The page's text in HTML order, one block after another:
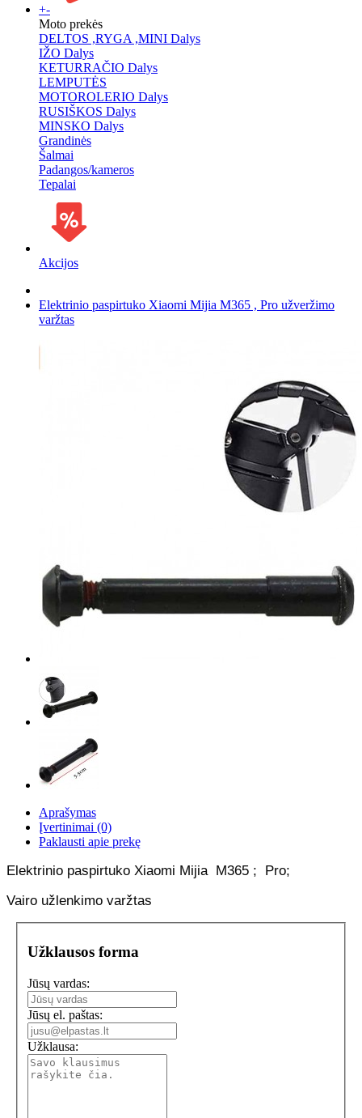
+-
Moto prekės
DELTOS ,RYGA ,MINI Dalys
IŽO Dalys
KETURRAČIO Dalys
LEMPUTĖS
MOTOROLERIO Dalys
RUSIŠKOS Dalys
MINSKO Dalys
Grandinės
Šalmai
Padangos/kameros
Tepalai
Akcijos
Elektrinio paspirtuko Xiaomi Mijia M365 , Pro užveržimo
varžtas
Aprašymas
Įvertinimai (0)
Paklausti apie prekę
Elektrinio paspirtuko Xiaomi Mijia M365 ; Pro;
Vairo užlenkimo varžtas
Užklausos forma
Jūsų vardas:
Jūsų el. paštas:
Užklausa: